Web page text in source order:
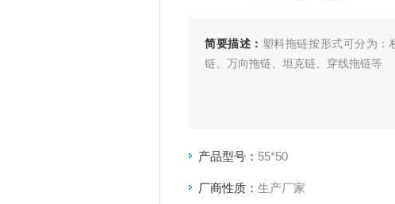
简要描述： 塑料拖链按形式可分为：
链、万向拖链、坦克链、穿线拖链等
产品型号： 55*50
厂商性质： 生产厂家